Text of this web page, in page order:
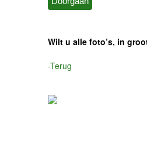
Wilt u alle foto’s, in
-Terug